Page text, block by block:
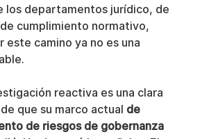
los departamentos jurídico, de
de cumplimiento normativo,
este camino ya no es una
reactiva es una clara
que su marco actual de
de riesgos de gobernanza